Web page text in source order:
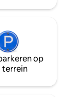
op
terrein